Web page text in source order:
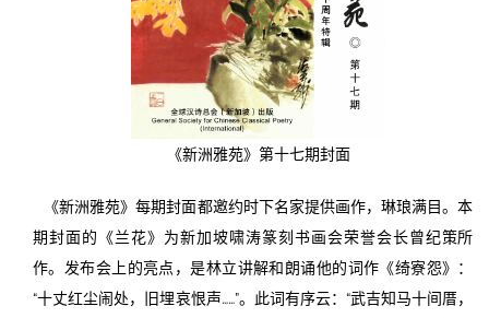
《新洲雅苑》第十七期封面
《新洲雅苑》每期封面都邀约时下名家提供画作，琳琅满目。本
期封面的《兰花》为新加坡啸涛篆刻书画会荣誉会长曾纪策所
作。发布会上的亮点，是林立讲解和朗诵他的词作《绮寮怨》：
“十丈红尘闹处，旧埋哀恨声……”。此词有序云：“武吉知马十间厝，